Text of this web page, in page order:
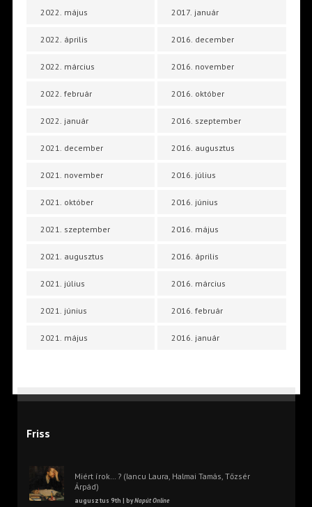
2022. május
2022. április
2022. március
2022. február
2022. január
2021. december
2021. november
2021. október
2021. szeptember
2021. augusztus
2021. július
2021. június
2021. május
2017. január
2016. december
2016. november
2016. október
2016. szeptember
2016. augusztus
2016. július
2016. június
2016. május
2016. április
2016. március
2016. február
2016. január
Friss
Miért írok… ? (Iancu Laura, Halmai Tamás, Tőzsér
Árpád)
augusztus 9th | byNapút Online